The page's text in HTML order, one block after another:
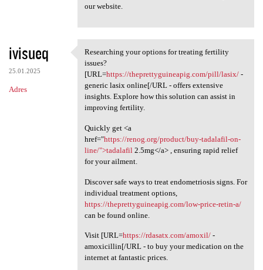
our website.
ivisueq
25.01.2025
Adres
Researching your options for
Researching your options for treating fertility
issues?
[URL=https://theprettyguineapig.com/pill/lasix/-
generic lasix online[/URL - offers extensive
insights. Explore how this solution can assist in
improving fertility.
Quickly get <a
href="https://renog.org/product/buy-tadalafil-on-
line/">tadalafil2.5mg</a> , ensuring rapid relief
for your ailment.
Discover safe ways to treat endometriosis signs. For
individual treatment options,
https://theprettyguineapig.com/low-price-retin-a/
can be found online.
Visit [URL=https://rdasatx.com/amoxil/-
amoxicillin[/URL - to buy your medication on the
internet at fantastic prices.